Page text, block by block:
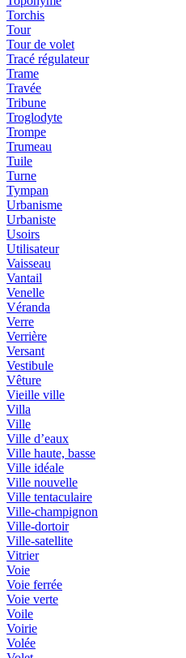
Torchis
Tour
Tour de volet
Tracé régulateur
Trame
Travée
Tribune
Troglodyte
Trompe
Trumeau
Tuile
Turne
Tympan
Urbanisme
Urbaniste
Usoirs
Utilisateur
Vaisseau
Vantail
Venelle
Véranda
Verre
Verrière
Versant
Vestibule
Vêture
Vieille ville
Villa
Ville
Ville d’eaux
Ville haute, basse
Ville idéale
Ville nouvelle
Ville tentaculaire
Ville-champignon
Ville-dortoir
Ville-satellite
Vitrier
Voie
Voie ferrée
Voie verte
Voile
Voirie
Volée